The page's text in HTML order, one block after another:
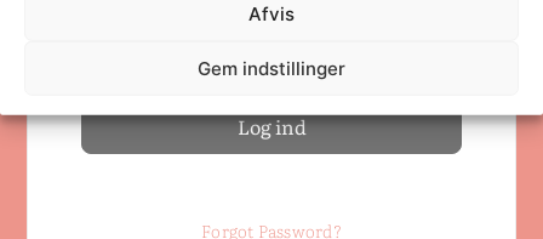
Afvis
Gem indstillinger
Forgot Password?